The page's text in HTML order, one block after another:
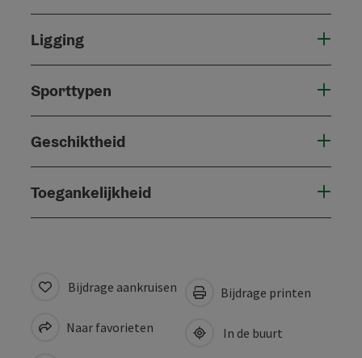
Ligging
Sporttypen
Geschiktheid
Toegankelijkheid
Bijdrage aankruisen
Naar favorieten
Bijdrage printen
In de buurt